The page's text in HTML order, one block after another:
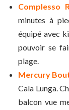
Complesso
minutes à
équipé avec
pouvoir se
plage.
Mercury
Cala Lunga.
balcon vue